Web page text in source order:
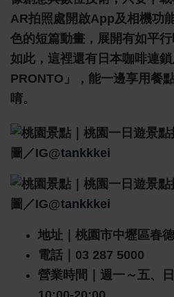
AR拍照處開啟App及相機功
色的短篇動畫，展開有如平
如此，這裡還有日本咖啡連
PRONTO」，能一邊享用餐
唷。
圖／IG@tankkkei
圖／IG@tankkkei
地址｜桃園市中壢區春
電話｜03 287 5000
營業時間｜週一～五、